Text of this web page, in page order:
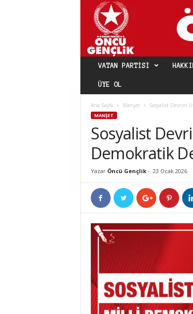
VATAN PARTISI
ÜYE OL
Ana Sayfa Manşet Sosyalist Devrim
MANŞET
Sosyalist
Demokratik
Yazar Öncü Gençlik- 23 Ocak 2026